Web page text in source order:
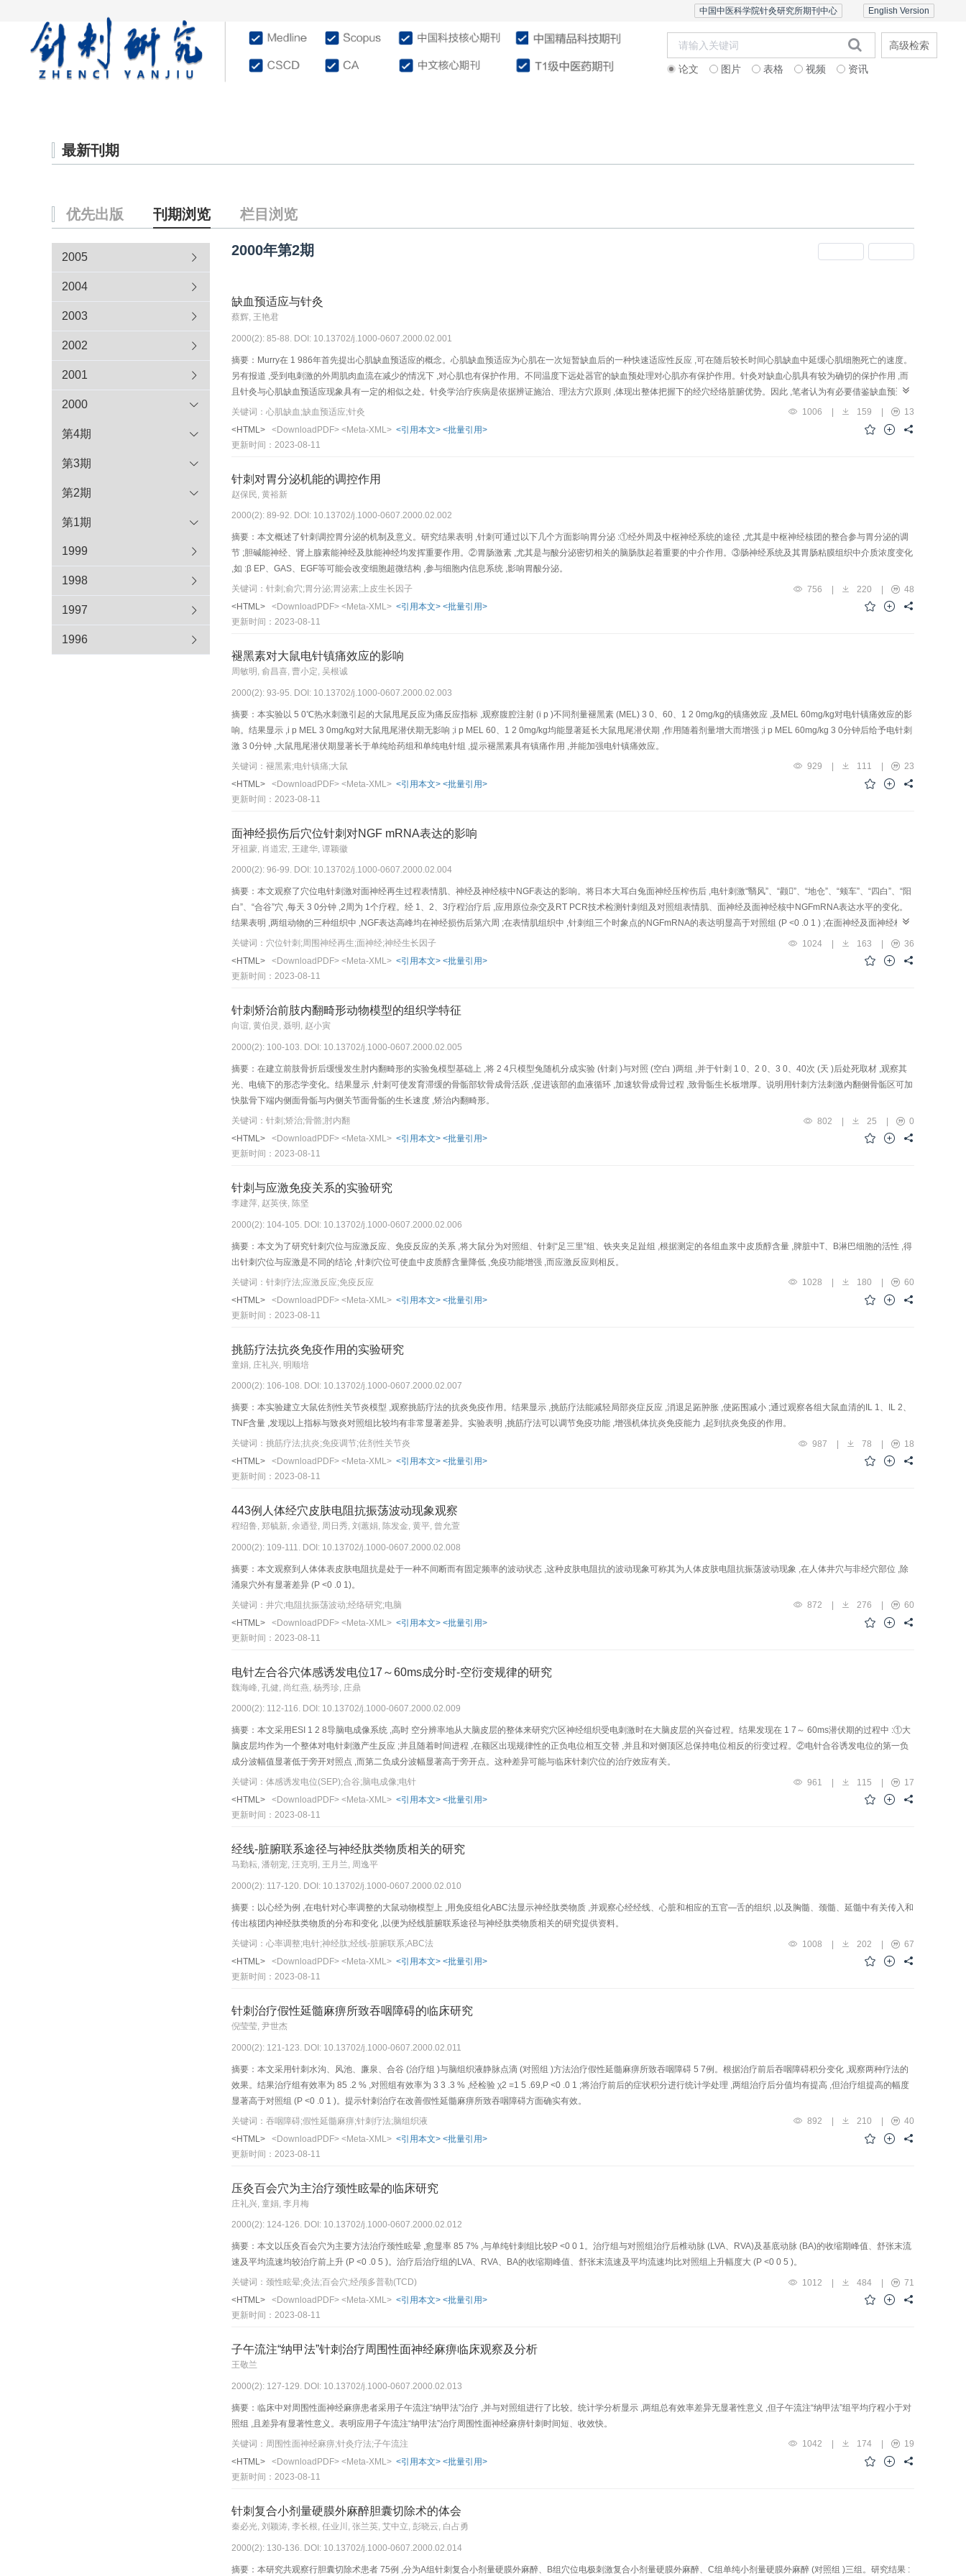
English Version
中国中医科学院针灸研究所期刊中心
论文 图片 表格 视频 资讯
高级检索
最新刊期
优先出版 刊期浏览 栏目浏览
2005
2004
2003
2002
2001
2000
第4期
第3期
第2期
第1期
1999
1998
1997
1996
2000年第2期
缺血预适应与针灸
蔡辉, 王艳君
2000(2): 85-88. DOI: 10.13702/j.1000-0607.2000.02.001
摘要：Murry在 1 986年首先提出心肌缺血预适应的概念。心肌缺血预适应为心肌在一次短暂缺血后的一种快速适应性反应 ,可在随后较长时间心肌缺血中延缓心肌细胞死亡的速度。
另有报道 ,受到电刺激的外周肌肉血流在减少的情况下 ,对心肌也有保护作用。不同温度下远处器官的缺血预处理对心肌亦有保护作用。针灸对缺血心肌具有较为确切的保护作用 ,而
且针灸与心肌缺血预适应现象具有一定的相似之处。针灸学治疗疾病是依据辨证施治、理法方穴原则 ,体现出整体把握下的经穴经络脏腑优势。因此 ,笔者认为有必要借鉴缺血预适应
现象 ,阐述其作用机制 ,弘扬针灸优势。
关键词：心肌缺血;缺血预适应;针灸 1006 159
13
<HTML>
<DownloadPDF> <Meta-XML> <引用本文> <批量引用>
更新时间：2023-08-11
针刺对胃分泌机能的调控作用
赵保民, 黄裕新
2000(2): 89-92. DOI: 10.13702/j.1000-0607.2000.02.002
摘要：本文概述了针刺调控胃分泌的机制及意义。研究结果表明 ,针刺可通过以下几个方面影响胃分泌 :①经外周及中枢神经系统的途径 ,尤其是中枢神经核团的整合参与胃分泌的调
节 ;胆碱能神经、肾上腺素能神经及肽能神经均发挥重要作用。②胃肠激素 ,尤其是与酸分泌密切相关的脑肠肽起着重要的中介作用。③肠神经系统及其胃肠粘膜组织中介质浓度变化
,如 :β EP、GAS、EGF等可能会改变细胞超微结构 ,参与细胞内信息系统 ,影响胃酸分泌。
关键词：针刺;俞穴;胃分泌;胃泌素;上皮生长因子
756 | 220 |
48
<HTML>
<DownloadPDF> <Meta-XML> <引用本文> <批量引用>
更新时间：2023-08-11
褪黑素对大鼠电针镇痛效应的影响
周敏明, 俞昌喜, 曹小定, 吴根诚
2000(2): 93-95. DOI: 10.13702/j.1000-0607.2000.02.003
摘要：本实验以 5 0℃热水刺激引起的大鼠甩尾反应为痛反应指标 ,观察腹腔注射 (i p )不同剂量褪黑素 (MEL) 3 0、60、1 2 0mg/kg的镇痛效应 ,及MEL 60mg/kg对电针镇痛效应的影
响。结果显示 ,i p MEL 3 0mg/kg对大鼠甩尾潜伏期无影响 ;i p MEL 60、1 2 0mg/kg均能显著延长大鼠甩尾潜伏期 ,作用随着剂量增大而增强 ;i p MEL 60mg/kg 3 0分钟后给予电针刺
激 3 0分钟 ,大鼠甩尾潜伏期显著长于单纯给药组和单纯电针组 ,提示褪黑素具有镇痛作用 ,并能加强电针镇痛效应。
关键词：褪黑素;电针镇痛;大鼠
929 111
23
<HTML>
<DownloadPDF> <Meta-XML> <引用本文> <批量引用>
更新时间：2023-08-11
面神经损伤后穴位针刺对NGF mRNA表达的影响
牙祖蒙, 肖道宏, 王建华, 谭颖徽
2000(2): 96-99. DOI: 10.13702/j.1000-0607.2000.02.004
摘要：本文观察了穴位电针刺激对面神经再生过程表情肌、神经及神经核中NGF表达的影响。将日本大耳白兔面神经压榨伤后 ,电针刺激“翳风”、“颧”、“地仓”、“颊车”、“四白”、“阳
白”、“合谷”穴 ,每天 3 0分钟 ,2周为 1个疗程。经 1、2、3疗程治疗后 ,应用原位杂交及RT PCR技术检测针刺组及对照组表情肌、面神经及面神经核中NGFmRNA表达水平的变化。
结果表明 ,两组动物的三种组织中 ,NGF表达高峰均在神经损伤后第六周 ;在表情肌组织中 ,针刺组三个时象点的NGFmRNA的表达明显高于对照组 (P <0 .0 1 ) ;在面神经及面神经核组
织中 ,针刺组原位杂交信号显著强于对照组 ,但RT PCR检测结果在两组中无显著差异 (P >0 .0 5 )。提示 ,在面神经再生过程中 ,穴位电针刺激能明显增强表情肌组织中NGF的表达 ,这
关键词：穴位针刺;周围神经再生;面神经;神经生长因子 1024 163
36
<HTML>
<DownloadPDF> <Meta-XML> <引用本文> <批量引用>
更新时间：2023-08-11
针刺矫治前肢内翻畸形动物模型的组织学特征
向谊, 黄伯灵, 聂明, 赵小寅
2000(2): 100-103. DOI: 10.13702/j.1000-0607.2000.02.005
摘要：在建立前肢骨折后缓慢发生肘内翻畸形的实验兔模型基础上 ,将 2 4只模型兔随机分成实验 (针刺 )与对照 (空白 )两组 ,并于针刺 1 0、2 0、3 0、40次 (天 )后处死取材 ,观察其
光、电镜下的形态学变化。结果显示 ,针刺可使发育滞缓的骨骺部软骨成骨活跃 ,促进该部的血液循环 ,加速软骨成骨过程 ,致骨骺生长板增厚。说明用针刺方法刺激内翻侧骨骺区可加
快肱骨下端内侧面骨骺与内侧关节面骨骺的生长速度 ,矫治内翻畸形。
关键词：针刺;矫治;骨骼;肘内翻
802 | 25 |
0
<HTML>
<DownloadPDF> <Meta-XML> <引用本文> <批量引用>
更新时间：2023-08-11
针刺与应激免疫关系的实验研究
李建萍, 赵英侠, 陈坚
2000(2): 104-105. DOI: 10.13702/j.1000-0607.2000.02.006
摘要：本文为了研究针刺穴位与应激反应、免疫反应的关系 ,将大鼠分为对照组、针刺“足三里”组、铁夹夹足趾组 ,根据测定的各组血浆中皮质醇含量 ,脾脏中T、B淋巴细胞的活性 ,得
出针刺穴位与应激是不同的结论 ,针刺穴位可使血中皮质醇含量降低 ,免疫功能增强 ,而应激反应则相反。
关键词：针刺疗法;应激反应;免疫反应
1028 180
60
<HTML>
<DownloadPDF> <Meta-XML> <引用本文> <批量引用>
更新时间：2023-08-11
挑筋疗法抗炎免疫作用的实验研究
童娟, 庄礼兴, 明顺培
2000(2): 106-108. DOI: 10.13702/j.1000-0607.2000.02.007
摘要：本实验建立大鼠佐剂性关节炎模型 ,观察挑筋疗法的抗炎免疫作用。结果显示 ,挑筋疗法能减轻局部炎症反应 ,消退足跖肿胀 ,使跖围减小 ;通过观察各组大鼠血清的IL 1、IL 2、
TNF含量 ,发现以上指标与致炎对照组比较均有非常显著差异。实验表明 ,挑筋疗法可以调节免疫功能 ,增强机体抗炎免疫能力 ,起到抗炎免疫的作用。
关键词：挑筋疗法;抗炎;免疫调节;佐剂性关节炎
987 | 78 |
18
<HTML>
<DownloadPDF> <Meta-XML> <引用本文> <批量引用>
更新时间：2023-08-11
443例人体经穴皮肤电阻抗振荡波动现象观察
程绍鲁, 郑毓新, 余迺登, 周日秀, 刘蕙娟, 陈发金, 黄平, 曾允萱
2000(2): 109-111. DOI: 10.13702/j.1000-0607.2000.02.008
摘要：本文观察到人体体表皮肤电阻抗是处于一种不间断而有固定频率的波动状态 ,这种皮肤电阻抗的波动现象可称其为人体皮肤电阻抗振荡波动现象 ,在人体井穴与非经穴部位 ,除
涌泉穴外有显著差异 (P <0 .0 1)。
关键词：井穴;电阻抗振荡波动;经络研究;电脑
872 276
60
<HTML>
<DownloadPDF> <Meta-XML> <引用本文> <批量引用>
更新时间：2023-08-11
电针左合谷穴体感诱发电位17～60ms成分时-空衍变规律的研究
魏海峰, 孔健, 尚红燕, 杨秀珍, 庄鼎
2000(2): 112-116. DOI: 10.13702/j.1000-0607.2000.02.009
摘要：本文采用ESI 1 2 8导脑电成像系统 ,高时 空分辨率地从大脑皮层的整体来研究穴区神经组织受电刺激时在大脑皮层的兴奋过程。结果发现在 1 7～ 60ms潜伏期的过程中 :①大
脑皮层均作为一个整体对电针刺激产生反应 ;并且随着时间进程 ,在额区出现规律性的正负电位相互交替 ,并且和对侧顶区总保持电位相反的衍变过程。②电针合谷诱发电位的第一负
成分波幅值显著低于旁开对照点 ,而第二负成分波幅显著高于旁开点。这种差异可能与临床针刺穴位的治疗效应有关。
关键词：体感诱发电位(SEP);合谷;脑电成像;电针
961 115
17
<HTML>
<DownloadPDF> <Meta-XML> <引用本文> <批量引用>
更新时间：2023-08-11
经线-脏腑联系途径与神经肽类物质相关的研究
马勤耘, 潘朝宠, 汪克明, 王月兰, 周逸平
2000(2): 117-120. DOI: 10.13702/j.1000-0607.2000.02.010
摘要：以心经为例 ,在电针对心率调整的大鼠动物模型上 ,用免疫组化ABC法显示神经肽类物质 ,并观察心经经线、心脏和相应的五官—舌的组织 ,以及胸髓、颈髓、延髓中有关传入和
传出核团内神经肽类物质的分布和变化 ,以便为经线脏腑联系途径与神经肽类物质相关的研究提供资料。
关键词：心率调整;电针;神经肽;经线-脏腑联系;ABC法
1008 | 202 |
67
<HTML>
<DownloadPDF> <Meta-XML> <引用本文> <批量引用>
更新时间：2023-08-11
针刺治疗假性延髓麻痹所致吞咽障碍的临床研究
倪莹莹, 尹世杰
2000(2): 121-123. DOI: 10.13702/j.1000-0607.2000.02.011
摘要：本文采用针刺水沟、风池、廉泉、合谷 (治疗组 )与脑组织液静脉点滴 (对照组 )方法治疗假性延髓麻痹所致吞咽障碍 5 7例。根据治疗前后吞咽障碍积分变化 ,观察两种疗法的
效果。结果治疗组有效率为 85 .2 % ,对照组有效率为 3 3 .3 % ,经检验 χ2 =1 5 .69,P <0 .0 1 ;将治疗前后的症状积分进行统计学处理 ,两组治疗后分值均有提高 ,但治疗组提高的幅度
显著高于对照组 (P <0 .0 1 )。提示针刺治疗在改善假性延髓麻痹所致吞咽障碍方面确实有效。
关键词：吞咽障碍;假性延髓麻痹;针刺疗法;脑组织液
892 210
40
<HTML>
<DownloadPDF> <Meta-XML> <引用本文> <批量引用>
更新时间：2023-08-11
压灸百会穴为主治疗颈性眩晕的临床研究
庄礼兴, 童娟, 李月梅
2000(2): 124-126. DOI: 10.13702/j.1000-0607.2000.02.012
摘要：本文以压灸百会穴为主要方法治疗颈性眩晕 ,愈显率 85 7% ,与单纯针刺组比较P <0 0 1。治疗组与对照组治疗后椎动脉 (LVA、RVA)及基底动脉 (BA)的收缩期峰值、舒张末流
速及平均流速均较治疗前上升 (P <0 .0 5 )。治疗后治疗组的LVA、RVA、BA的收缩期峰值、舒张末流速及平均流速均比对照组上升幅度大 (P <0 0 5 )。
关键词：颈性眩晕;灸法;百会穴;经颅多普勒(TCD)
1012 | 484 |
71
<HTML>
<DownloadPDF> <Meta-XML> <引用本文> <批量引用>
更新时间：2023-08-11
子午流注“纳甲法”针刺治疗周围性面神经麻痹临床观察及分析
王敬兰
2000(2): 127-129. DOI: 10.13702/j.1000-0607.2000.02.013
摘要：临床中对周围性面神经麻痹患者采用子午流注“纳甲法”治疗 ,并与对照组进行了比较。统计学分析显示 ,两组总有效率差异无显著性意义 ,但子午流注“纳甲法”组平均疗程小于对
照组 ,且差异有显著性意义。表明应用子午流注“纳甲法”治疗周围性面神经麻痹针刺时间短、收效快。
关键词：周围性面神经麻痹;针灸疗法;子午流注
1042 174
19
<HTML>
<DownloadPDF> <Meta-XML> <引用本文> <批量引用>
更新时间：2023-08-11
针刺复合小剂量硬膜外麻醉胆囊切除术的体会
秦必光, 刘颖涛, 李长根, 任业川, 张兰英, 艾中立, 彭晓云, 白占勇
2000(2): 130-136. DOI: 10.13702/j.1000-0607.2000.02.014
摘要：本研究共观察行胆囊切除术患者 75例 ,分为A组针刺复合小剂量硬膜外麻醉、B组穴位电极刺激复合小剂量硬膜外麻醉、C组单纯小剂量硬膜外麻醉 (对照组 )三组。研究结果 :